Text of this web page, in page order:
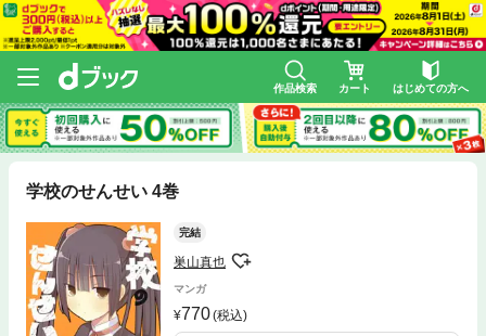
作品検索 カート はじめての方へ
学校のせんせい 4巻
完結
巣山真也
マンガ
770(税込)